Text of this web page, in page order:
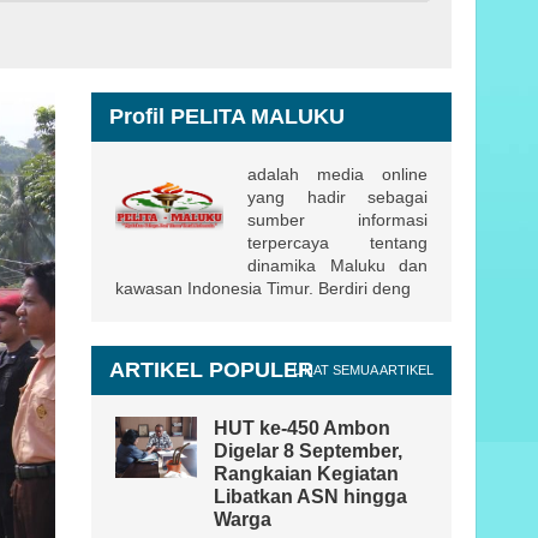
Profil PELITA MALUKU
adalah media online
yang hadir sebagai
sumber informasi
terpercaya tentang
dinamika Maluku dan
kawasan Indonesia Timur. Berdiri deng
ARTIKEL POPULERLIHAT SEMUA ARTIKEL
HUT ke-450 Ambon
Digelar 8 September,
Rangkaian Kegiatan
Libatkan ASN hingga
Warga